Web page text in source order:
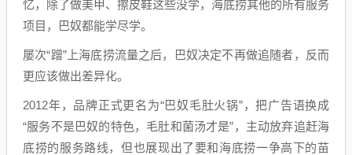
忆，除了做美甲、擦皮鞋这些没学，海底捞其他的所有服务
项目，巴奴都能学尽学。
屡次“蹭”上海底捞流量之后，巴奴决定不再做追随者，反而
更应该做出差异化。
2012年，品牌正式更名为“巴奴毛肚火锅”，把广告语换成
“服务不是巴奴的特色，毛肚和菌汤才是”，主动放弃追赶海
底捞的服务路线，但也展现出了要和海底捞一争高下的苗